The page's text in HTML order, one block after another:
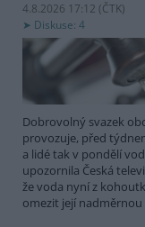
4.8.2026 17:12 (ČTK)
Diskuse: 4
Dobrovolný svazek
provozuje, před
a lidé tak v pondělí
upozornila Česká
že voda nyní z
omezit její